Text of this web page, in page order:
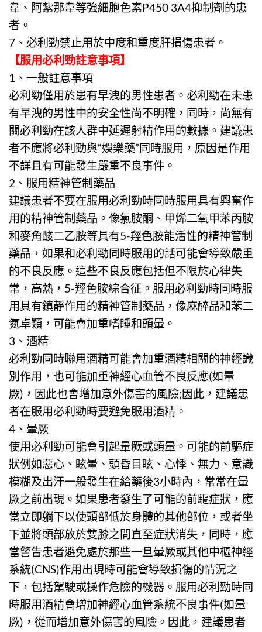
韋、阿紮那韋等強細胞色素P450 3A4抑制劑的患
者。
7、 必利勁禁止用於中度和重度肝損傷患者。
【服用必利勁註意事項】
1、一般註意事項
必利勁僅用於患有早洩的男性患者。必利勁在未患
有早洩的男性中的安全性尚不明確，同時，尚無有
關必利勁在該人群中延遲射精作用的數據。建議患
者不應將必利勁與“娛樂藥”同時服用，原因是作用
不詳且有可能發生嚴重不良事件。
2、服用精神管制藥品
建議患者不要在服用必利勁時同時服用具有興奮作
用的精神管制藥品。像氯胺酮、甲烯二氧甲苯丙胺
和麥角酸二乙胺等具有5-羥色胺能活性的精神管制
藥品，如果和必利勁同時服用的話可能會導致嚴重
的不良反應。這些不良反應包括但不限於心律失
常，高熱，5-羥色胺綜合征。服用必利勁時同時服
用具有鎮靜作用的精神管制藥品，像麻醉品和苯二
氮卓類，可能會加重嗜睡和頭暈。
3、酒精
必利勁同時聯用酒精可能會加重酒精相關的神經識
別作用，也可能加重神經心血管不良反應(如暈
厥)，因此也會增加意外傷害的風險;因此，建議患
者在服用必利勁時要避免服用酒精。
4、暈厥
使用必利勁可能會引起暈厥或頭暈。可能的前驅症
狀例如惡心、眩暈、頭昏目眩、心悸、無力、意識
模糊及出汗一般發生在給藥後3小時內，常常在暈
厥之前出現。如果患者發生了可能的前驅症狀，應
當立即躺下以使頭部低於身體的其他部位，或者坐
下並將頭部放於雙膝之間直至症狀消失，同時，應
當警告患者避免處於那些一旦暈厥或其他中樞神經
系統(CNS)作用出現時可能會導致損傷的情況之
下，包括駕駛或操作危險的機器。服用必利勁時同
時服用酒精會增加神經心血管系統不良事件(如暈
厥)，從而增加意外傷害的風險。因此，建議患者